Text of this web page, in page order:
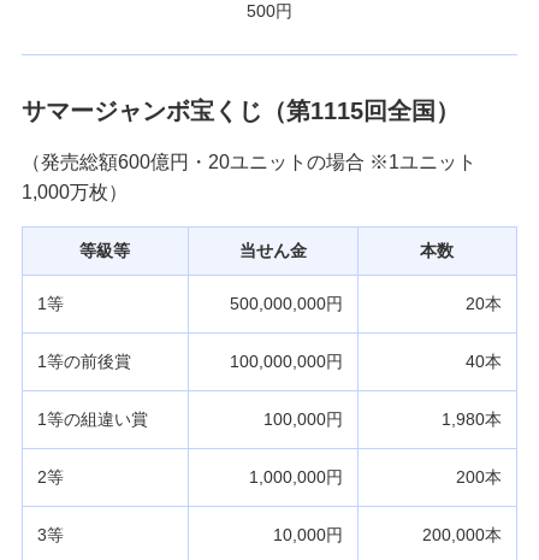
500円
サマージャンボ宝くじ（第1115回全国）
（発売総額600億円・20ユニットの場合 ※1ユニット
1,000万枚）
等級等 当せん金 本数
1等 500,000,000円 20本
1等の前後賞 100,000,000円 40本
1等の組違い賞 100,000円 1,980本
2等 1,000,000円 200本
3等 10,000円 200,000本